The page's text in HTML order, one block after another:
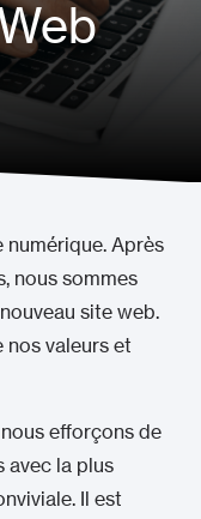
numérique. Après
nous sommes
site web.
nos valeurs et
efforçons de
avec la plus
Il est